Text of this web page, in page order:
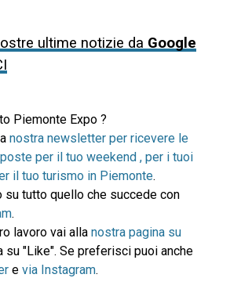
ultime notizie da Google
Piemonte Expo ?
nostra newsletter per ricevere le
per il tuo weekend , per i tuoi
il tuo turismo in Piemonte.
su tutto quello che succede con
.
lavoro vai alla nostra pagina su
"Like". Se preferisci puoi anche
e via Instagram.